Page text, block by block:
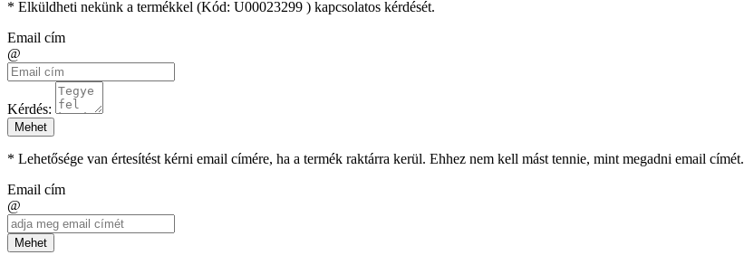
* Elküldheti nekünk a termékkel (Kód: U00023299 ) kapcsolatos kérdését.
Email cím
@
Kérdés:
Mehet
* Lehetősége van értesítést kérni email címére, ha a termék raktárra kerül. Ehhez nem kell mást tennie, mint megadni email címét.
Email cím
@
Mehet